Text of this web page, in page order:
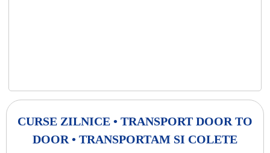
CURSE ZILNICE • TRANSPORT DOOR TO
DOOR • TRANSPORTAM SI COLETE